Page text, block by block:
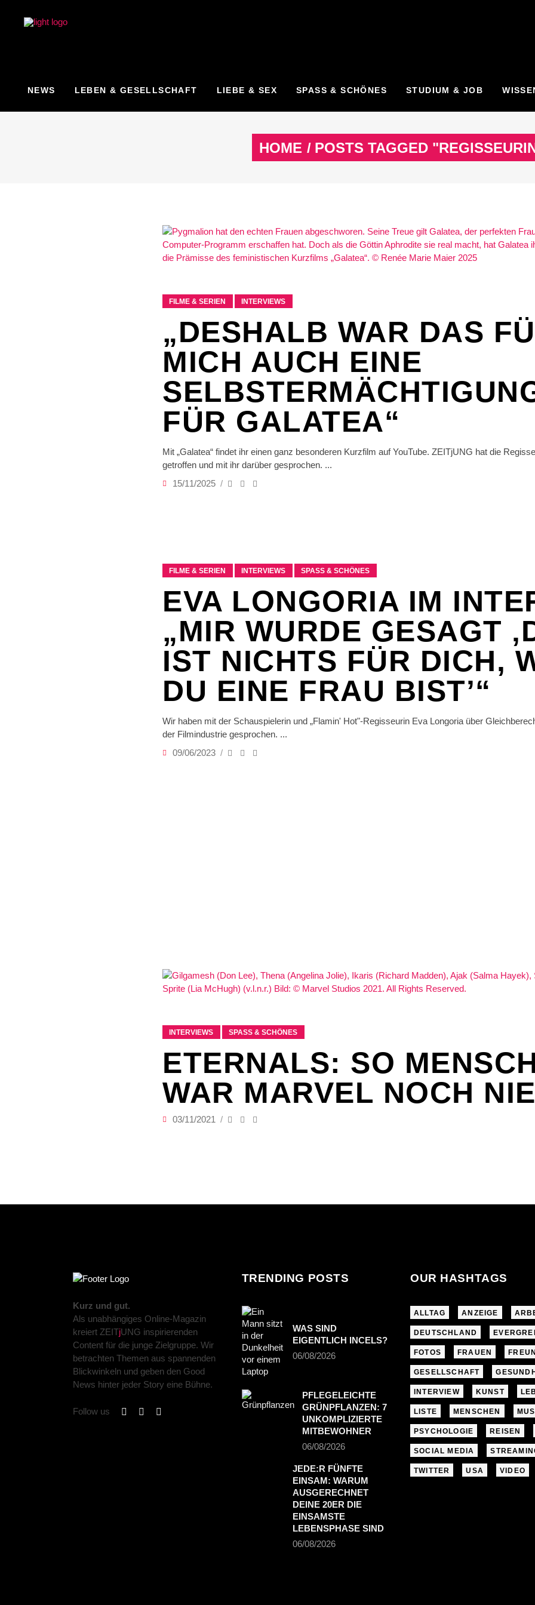
NEWS LEBEN & GESELLSCHAFT LIEBE & SEX SPASS & SCHÖNES STUDIUM & JOB
HOME / POSTS TAGGED
FILME & SERIEN INTERVIEWS
„DESHALB WAR DAS
MICH AUCH EINE
FÜR GALATEA“
Mit „Galatea“ findet ihr einen ganz besonderen Kurzfilm auf YouTube. ZEITjUNG hat die
getroffen und mit ihr darüber gesprochen.
15/11/2025
FILME & SERIEN INTERVIEWS SPASS & SCHÖNES
EVA LONGORIA IM
„MIR WURDE GESAGT
IST NICHTS FÜR DICH,
DU EINE FRAU BIST’“
Wir haben mit der Schauspielerin und „Flamin' Hot"-Regisseurin Eva Longoria über
der Filmindustrie gesprochen.
09/06/2023
INTERVIEWS SPASS & SCHÖNES
ETERNALS: SO
WAR MARVEL NOCH
03/11/2021
Kurz und gut.
Als unabhängiges Online-Magazin
kreiert ZEITjUNG inspirierenden
Content für die junge Zielgruppe. Wir
betrachten Themen aus spannenden
Blickwinkeln und geben den Good
News hinter jeder Story eine Bühne.
Follow us
TRENDING POSTS
WAS SIND
EIGENTLICH INCELS?
06/08/2026
PFLEGELEICHTE
GRÜNPFLANZEN: 7
UNKOMPLIZIERTE
MITBEWOHNER
06/08/2026
JEDE:R FÜNFTE
EINSAM: WARUM
AUSGERECHNET
DEINE 20ER DIE
EINSAMSTE
LEBENSPHASE SIND
06/08/2026
OUR HASHTAGS
ALLTAG ANZEIGE
DEUTSCHLAND
FOTOS FRAUEN
GESELLSCHAFT
INTERVIEW KUNST
LISTE MENSCHEN
PSYCHOLOGIE REISEN
SOCIAL MEDIA
TWITTER USA VIDEO